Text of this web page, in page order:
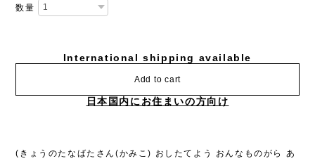
数量
International shipping available
Add to cart
日本国内にお住まいの方向け
(きょうのたなばたさん(かみこ) おしたてよう おんなものがら あ